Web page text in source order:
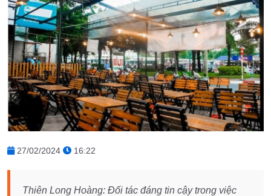
27/02/2024 16:22
Thiên Long Hoàng: Đối tác đáng tin cậy trong việc